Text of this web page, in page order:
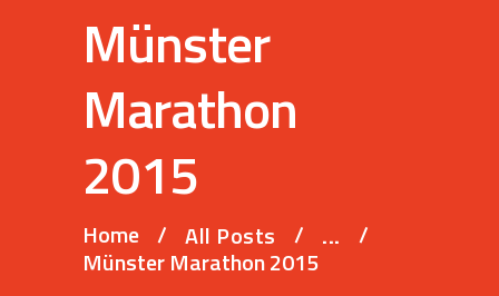
Münster
Marathon
2015
Home All Posts ...
Münster Marathon 2015
VITA
KONTAKT